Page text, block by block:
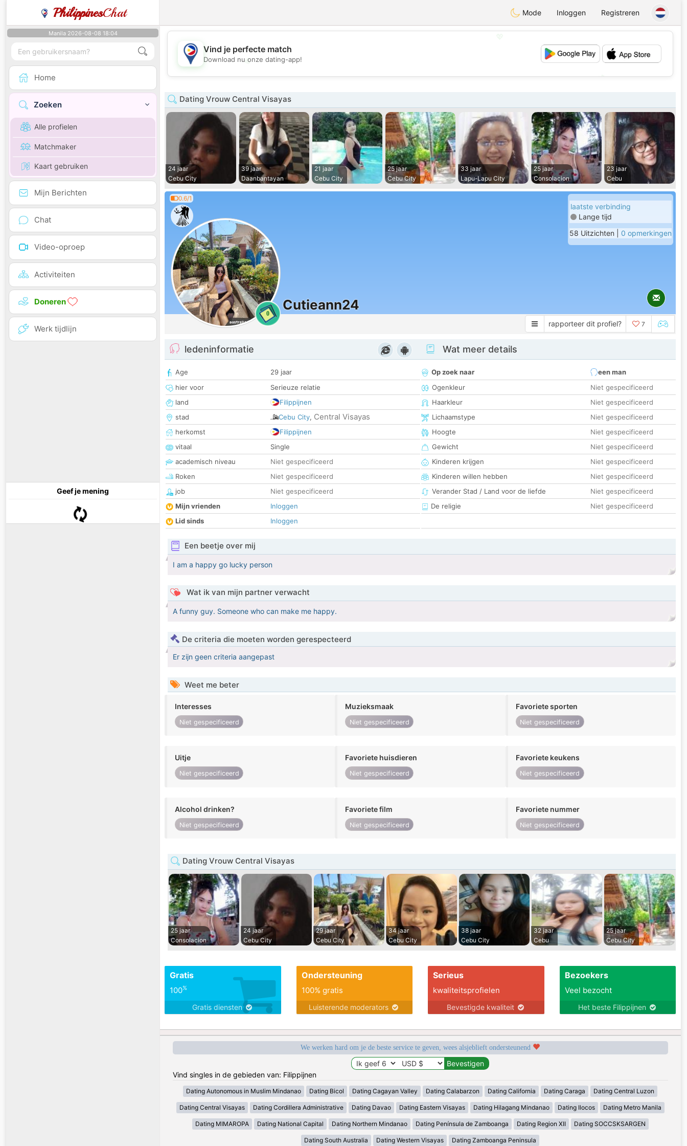
PhilippinesChat Mode Inloggen Registreren
Manila 2026-08-08 18:04
Home
Zoeken
Alle profielen
Matchmaker
Kaart gebruiken
Mijn Berichten
Chat
Video-oproep
Activiteiten
Doneren
Werk tijdlijn
Geef je mening
💕
Vind je perfecte match
Download nu onze dating-app!
Dating Vrouw Central Visayas
24 jaar
Cebu City
39 jaar
Daanbantayan
21 jaar
Cebu City
25 jaar
Cebu City
33 jaar
Lapu-Lapu City
25 jaar
Consolacion
23 jaar
Cebu
0.6/1
0
Cutieann24
laatste verbinding
Lange tijd
58 Uitzichten | 0 opmerkingen
rapporteer dit profiel? 7
ledeninformatie
Age
29 jaar
hier voor
Serieuze relatie
land
Filippijnen
stad
Cebu City, Central Visayas
herkomst
Filippijnen
vitaal
Single
academisch niveau
Niet gespecificeerd
Roken
Niet gespecificeerd
job
Niet gespecificeerd
Mijn vrienden
Inloggen
Lid sinds
Inloggen
Wat meer details
Op zoek naar
een man
Ogenkleur
Niet gespecificeerd
Haarkleur
Niet gespecificeerd
Lichaamstype
Niet gespecificeerd
Hoogte
Niet gespecificeerd
Gewicht
Niet gespecificeerd
Kinderen krijgen
Niet gespecificeerd
Kinderen willen hebben
Niet gespecificeerd
Verander Stad / Land voor de liefde
Niet gespecificeerd
De religie
Niet gespecificeerd
Een beetje over mij
I am a happy go lucky person
Wat ik van mijn partner verwacht
A funny guy. Someone who can make me happy.
De criteria die moeten worden gerespecteerd
Er zijn geen criteria aangepast
Weet me beter
Interesses
Niet gespecificeerd
Muzieksmaak
Niet gespecificeerd
Favoriete sporten
Niet gespecificeerd
Uitje
Niet gespecificeerd
Favoriete huisdieren
Niet gespecificeerd
Favoriete keukens
Niet gespecificeerd
Alcohol drinken?
Niet gespecificeerd
Favoriete film
Niet gespecificeerd
Favoriete nummer
Niet gespecificeerd
Dating Vrouw Central Visayas
25 jaar
Consolacion
24 jaar
Cebu City
29 jaar
Cebu City
34 jaar
Cebu City
38 jaar
Cebu City
32 jaar
Cebu
25 jaar
Cebu City
Gratis
100%
Gratis diensten
Ondersteuning
100% gratis
Luisterende moderators
Serieus
kwaliteitsprofielen
Bevestigde kwaliteit
Bezoekers
Veel bezocht
Het beste Filippijnen
We werken hard om je de beste service te geven, wees alsjeblieft ondersteunend
Vind singles in de gebieden van: Filippijnen
Dating Autonomous in Muslim Mindanao Dating Bicol Dating Cagayan Valley Dating Calabarzon Dating California Dating Caraga Dating Central Luzon
Dating Central Visayas Dating Cordillera Administrative Dating Davao Dating Eastern Visayas Dating Hilagang Mindanao Dating Ilocos Dating Metro Manila
Dating MIMAROPA Dating National Capital Dating Northern Mindanao Dating Península de Zamboanga Dating Region XII Dating SOCCSKSARGEN
Dating South Australia Dating Western Visayas Dating Zamboanga Peninsula